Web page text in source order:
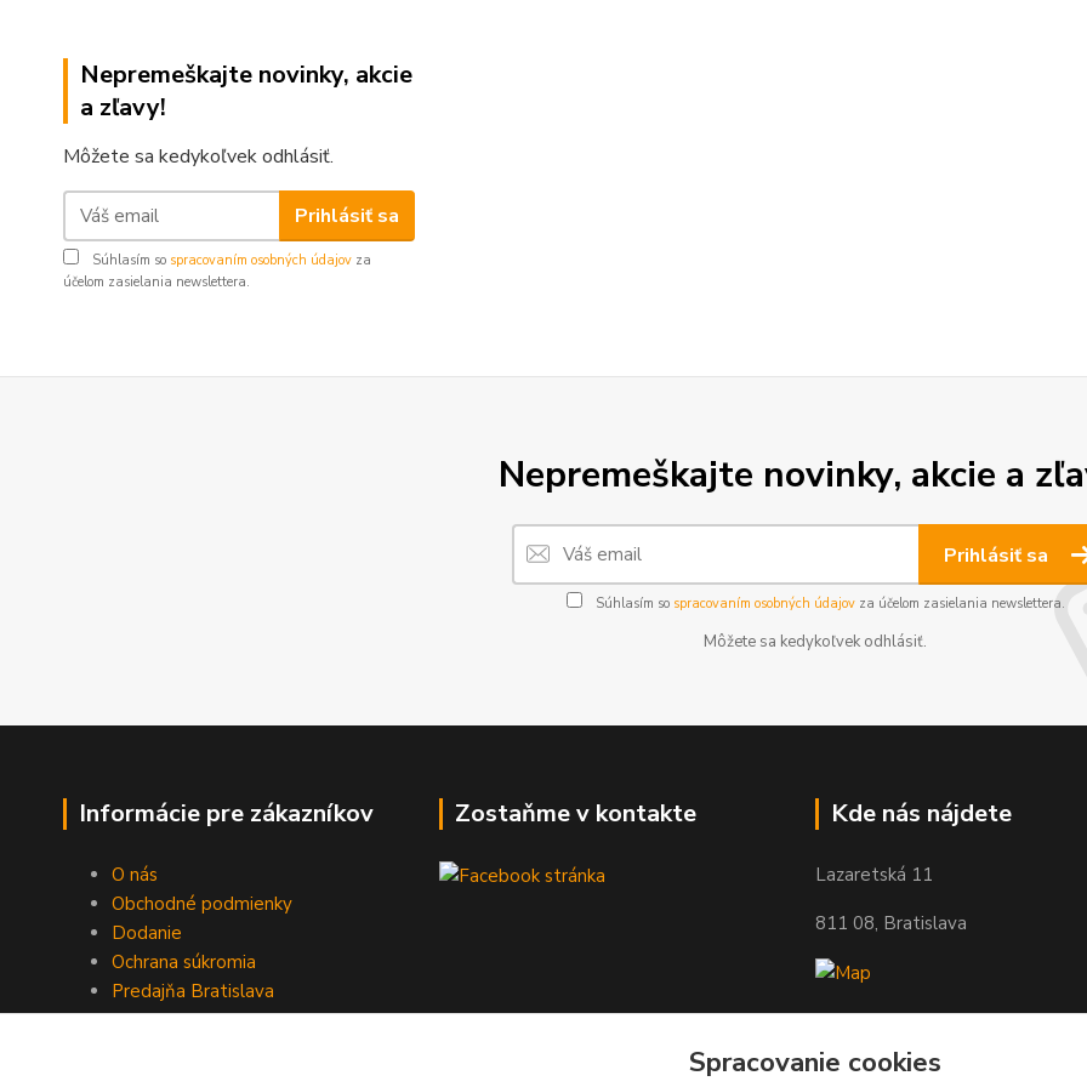
Nepremeškajte novinky, akcie
a zľavy!
Môžete sa kedykoľvek odhlásiť.
Prihlásiť sa
Súhlasím so spracovaním osobných údajov za
účelom zasielania newslettera.
Nepremeškajte novinky, akcie a
Prihlásiť sa
Súhlasím so spracovaním osobných údajovza účelom zasielania newslettera.
Môžete sa kedykoľvek odhlásiť.
Informácie pre zákazníkov
O nás
Obchodné podmienky
Dodanie
Ochrana súkromia
Predajňa Bratislava
Kontakty
Zostaňme v kontakte Kde nás nájdete
Lazaretská 11
811 08, Bratislava
Spracovanie cookies